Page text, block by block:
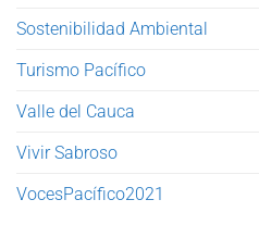
Sostenibilidad Ambiental
Turismo Pacífico
Valle del Cauca
Vivir Sabroso
VocesPacífico2021